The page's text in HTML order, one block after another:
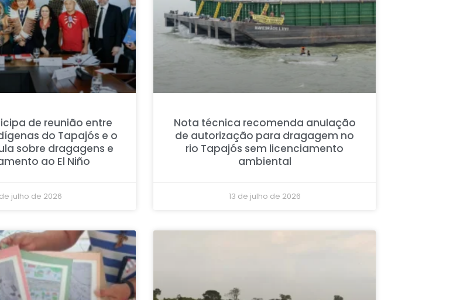
de reunião entre
do Tapajós e o
sobre dragagens e
ao El Niño
julho de 2026
Nota técnica recomenda anulação
de autorização para dragagem no
rio Tapajós sem licenciamento
ambiental
13 de julho de 2026